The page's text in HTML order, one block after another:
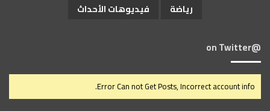
رياضة
فيديوهات الأحداث
@on Twitter
Error Can not Get Posts, Incorrect account info.